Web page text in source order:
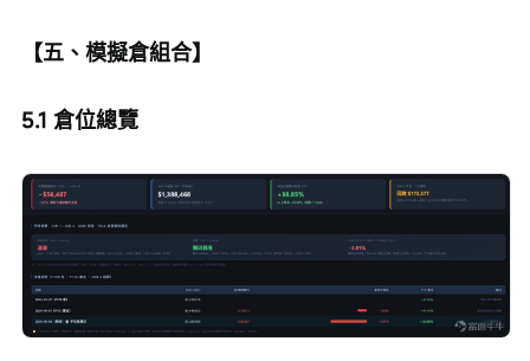
【五、模擬倉組合】
5.1 倉位總覽